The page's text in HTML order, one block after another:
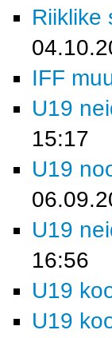
Riiklike
IFF
U19
15:17
U19
U19
16:56
U19
U19